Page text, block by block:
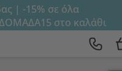
| -15% σε όλα
στο καλάθι